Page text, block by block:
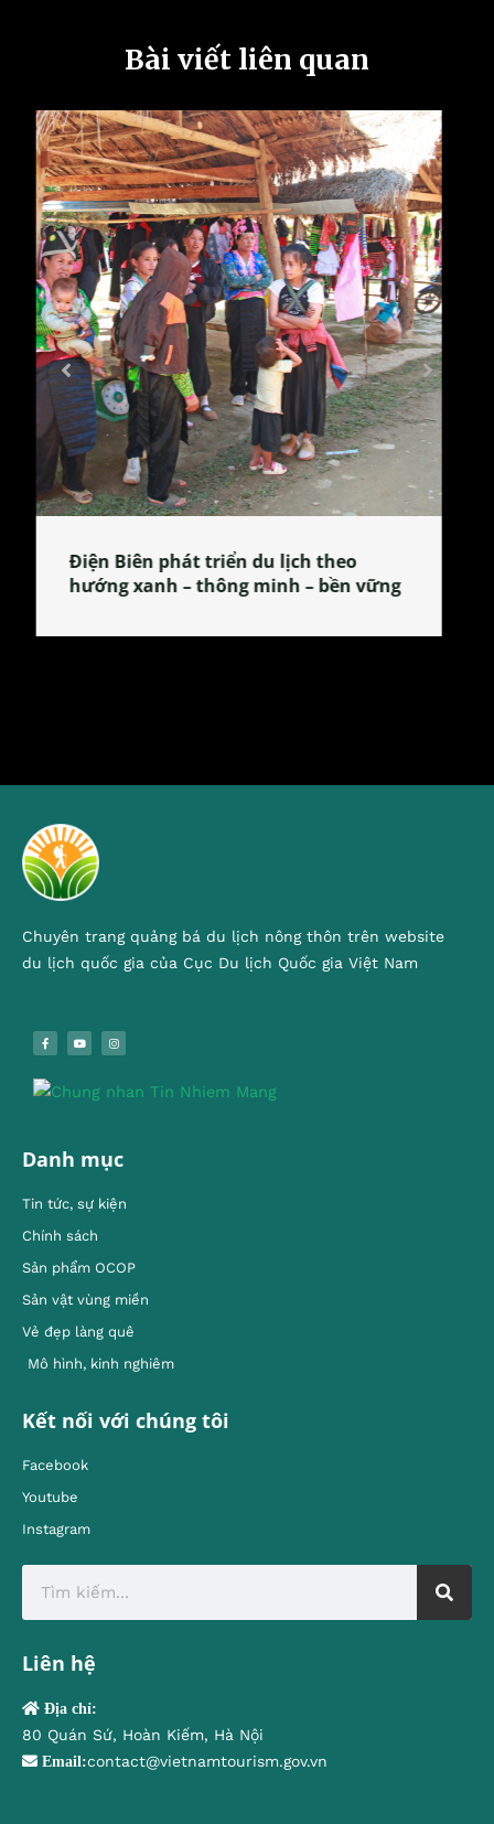
Bài viết liên quan
Làng làm bánh tẻ Phú Nhi – nơi lan
tỏa đặc sản xứ Đoài
Chuyên trang quảng bá du lịch nông thôn trên website
du lịch quốc gia của Cục Du lịch Quốc gia Việt Nam
Danh mục
Tin tức, sự kiện
Chính sách
Sản phẩm OCOP
Sản vật vùng miền
Vẻ đẹp làng quê
Mô hình, kinh nghiêm
Kết nối với chúng tôi
Facebook
Youtube
Instagram
Liên hệ
Địa chỉ:
80 Quán Sứ, Hoàn Kiếm, Hà Nội
Email:contact@vietnamtourism.gov.vn